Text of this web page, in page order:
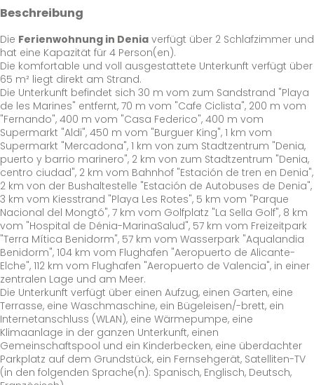
Beschreibung
Die Ferienwohnung in Denia verfügt über 2 Schlafzimmer und
hat eine Kapazität für 4 Person(en).
Die komfortable und voll ausgestattete Unterkunft verfügt über
65 m² liegt direkt am Strand.
Die Unterkunft befindet sich 30 m vom zum Sandstrand "Playa
de les Marines" entfernt, 70 m vom "Cafe Ciclista", 200 m vom
"Fernando", 400 m vom "Casa Federico", 400 m vom
Supermarkt "Aldi", 450 m vom "Burguer King", 1 km vom
Supermarkt "Mercadona", 1 km von zum Stadtzentrum "Denia,
puerto y barrio marinero", 2 km von zum Stadtzentrum "Denia,
centro ciudad", 2 km vom Bahnhof "Estación de tren en Denia",
2 km von der Bushaltestelle "Estación de Autobuses de Denia",
3 km vom Kiesstrand "Playa Les Rotes", 5 km vom "Parque
Nacional del Mongtó", 7 km vom Golfplatz "La Sella Golf", 8 km
vom "Hospital de Dénia-MarinaSalud", 57 km vom Freizeitpark
"Terra Mítica Benidorm", 57 km vom Wasserpark "Aqualandia
Benidorm", 104 km vom Flughafen "Aeropuerto de Alicante-
Elche", 112 km vom Flughafen "Aeropuerto de Valencia", in einer
zentralen Lage und am Meer.
Die Unterkunft verfügt über einen Aufzug, einen Garten, eine
Terrasse, eine Waschmaschine, ein Bügeleisen/-brett, ein
Internetanschluss (WLAN), eine Wärmepumpe, eine
Klimaanlage in der ganzen Unterkunft, einen
Gemeinschaftspool und ein Kinderbecken, eine überdachter
Parkplatz auf dem Grundstück, ein Fernsehgerät, Satelliten-TV
(in den folgenden Sprache(n): Spanisch, Englisch, Deutsch,